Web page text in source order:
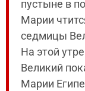
пустыне в
Марии
седмицы
На этой
Великий
Марии